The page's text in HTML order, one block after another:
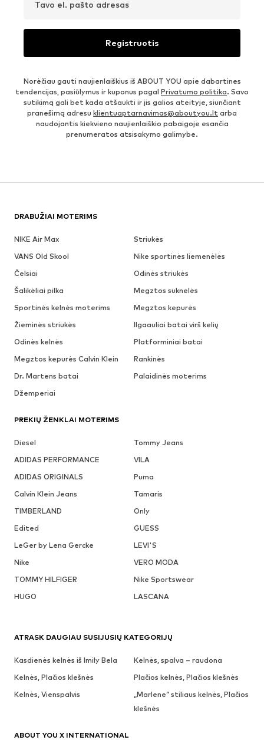
Tavo el. pašto adresas
Registruotis
Norėčiau gauti naujienlaiškius iš ABOUT YOU apie dabartines
tendencijas, pasiūlymus ir kuponus pagal Privatumo politika. Savo
sutikimą gali bet kada atšaukti ir jis galios ateityje, siunčiant
pranešimą adresu klientuaptarnavimas@aboutyou.lt arba
naudojantis kiekvieno naujienlaiškio pabaigoje esančia
prenumeratos atsisakymo galimybe.
DRABUŽIAI MOTERIMS
NIKE Air Max
Striukės
VANS Old Skool
Nike sportinės liemenėlės
Čelsiai
Odinės striukės
Šalikėliai pilka
Megztos suknelės
Sportinės kelnės moterims
Megztos kepurės
Žieminės striukės
Ilgaauliai batai virš kelių
Odinės kelnės
Platforminiai batai
Megztos kepurės Calvin Klein
Rankinės
Dr. Martens batai
Palaidinės moterims
Džemperiai
PREKIŲ ŽENKLAI MOTERIMS
Diesel
Tommy Jeans
ADIDAS PERFORMANCE
VILA
ADIDAS ORIGINALS
Puma
Calvin Klein Jeans
Tamaris
TIMBERLAND
Only
Edited
GUESS
LeGer by Lena Gercke
LEVI'S
Nike
VERO MODA
TOMMY HILFIGER
Nike Sportswear
HUGO
LASCANA
ATRASK DAUGIAU SUSIJUSIŲ KATEGORIJŲ
Kasdienės kelnės iš Imily Bela
Kelnės, spalva – raudona
Kelnės, Plačios klešnės
Plačios kelnės, Plačios klešnės
Kelnės, Vienspalvis
„Marlene“ stiliaus kelnės, Plačios
klešnės
ABOUT YOU X INTERNATIONAL